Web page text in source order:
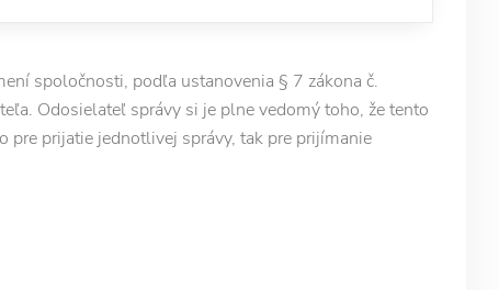
spoločnosti, podľa ustanovenia § 7 zákona č.
Odosielateľ správy si je plne vedomý toho, že tento
prijatie jednotlivej správy, tak pre prijímanie